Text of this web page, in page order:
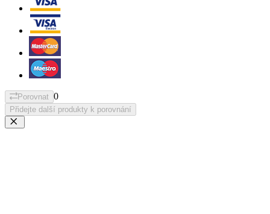
Porovnat 0
Přidejte další produkty k porovnání